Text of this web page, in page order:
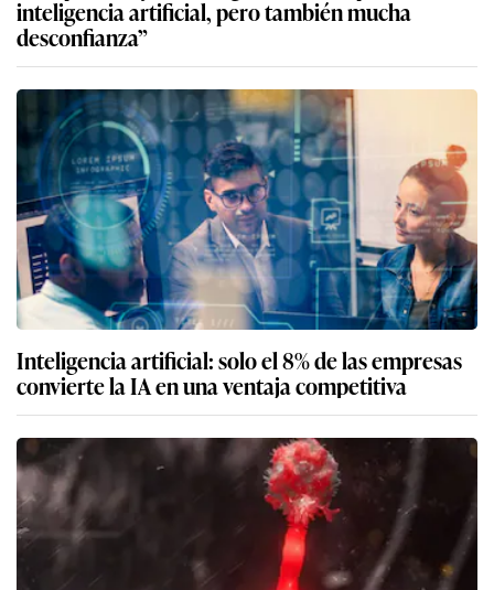
inteligencia artificial, pero también mucha
desconfianza”
Inteligencia artificial: solo el 8% de las empresas
convierte la IA en una ventaja competitiva